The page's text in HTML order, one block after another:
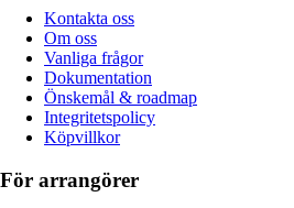
Kontakta oss
Om oss
Vanliga frågor
Dokumentation
Önskemål & roadmap
Integritetspolicy
Köpvillkor
För arrangörer